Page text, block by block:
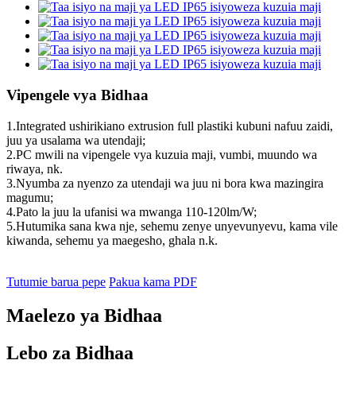
Vipengele vya Bidhaa
1.Integrated ushirikiano extrusion full plastiki kubuni nafuu zaidi,
juu ya usalama wa utendaji;
2.PC mwili na vipengele vya kuzuia maji, vumbi, muundo wa
riwaya, nk.
3.Nyumba za nyenzo za utendaji wa juu ni bora kwa mazingira
magumu;
4.Pato la juu la ufanisi wa mwanga 110-120lm/W;
5.Hutumika sana kwa nje, sehemu zenye unyevunyevu, kama vile
kiwanda, sehemu ya maegesho, ghala n.k.
Tutumie barua pepe Pakua kama PDF
Maelezo ya Bidhaa
Lebo za Bidhaa